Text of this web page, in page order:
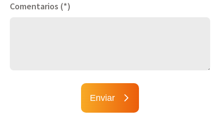
Comentarios (*)
Enviar